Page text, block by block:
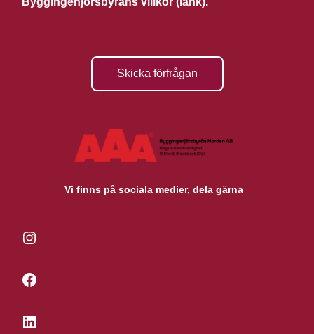
Skicka förfrågan
Vi finns på sociala medier, dela gärna
Instagram
Facebook
LinkedIn